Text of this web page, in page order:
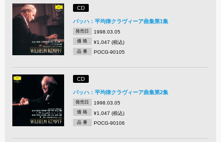
CD
バッハ：平均律クラヴィーア曲集第1集
発売日 1998.03.05
価 格 ¥1,047 (税込)
品 番 POCG-90105
CD
バッハ：平均律クラヴィーア曲集第2集
発売日 1998.03.05
価 格 ¥1,047 (税込)
品 番 POCG-90106